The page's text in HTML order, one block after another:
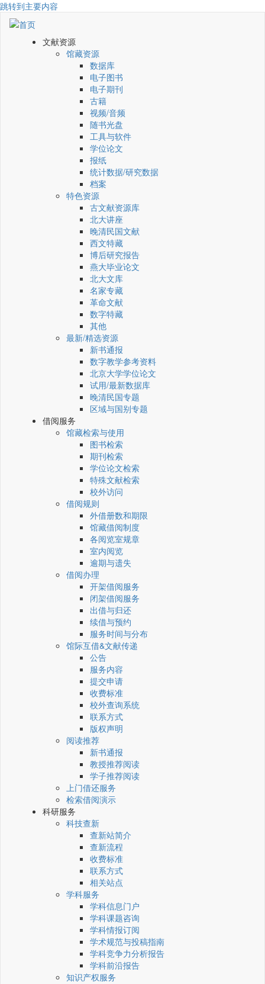
跳转到主要内容
文献资源
馆藏资源
数据库
电子图书
电子期刊
古籍
视频/音频
随书光盘
工具与软件
学位论文
报纸
统计数据/研究数据
档案
特色资源
古文献资源库
北大讲座
晚清民国文献
西文特藏
博后研究报告
燕大毕业论文
北大文库
名家专藏
革命文献
数字特藏
其他
最新/精选资源
新书通报
数字教学参考资料
北京大学学位论文
试用/最新数据库
晚清民国专题
区域与国别专题
借阅服务
馆藏检索与使用
图书检索
期刊检索
学位论文检索
特殊文献检索
校外访问
借阅规则
外借册数和期限
馆藏借阅制度
各阅览室规章
室内阅览
逾期与遗失
借阅办理
开架借阅服务
闭架借阅服务
出借与归还
续借与预约
服务时间与分布
馆际互借&文献传递
公告
服务内容
提交申请
收费标准
校外查询系统
联系方式
版权声明
阅读推荐
新书通报
教授推荐阅读
学子推荐阅读
上门借还服务
检索借阅演示
科研服务
科技查新
查新站简介
查新流程
收费标准
联系方式
相关站点
学科服务
学科信息门户
学科课题咨询
学科情报订阅
学术规范与投稿指南
学科竞争力分析报告
学科前沿报告
知识产权服务